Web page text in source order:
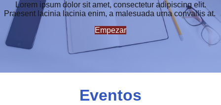
Lorem ipsum dolor sit amet, consectetur adipiscing elit.
Praesent lacinia lacinia enim, a malesuada urna convallis at.
Empezar
Eventos